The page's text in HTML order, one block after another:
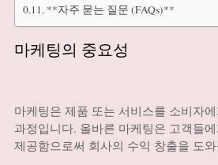
**자주 묻는 질문 (FAQs)**
마케팅의 중요성
마케팅은 제품 또는 서비스를 소비자
과정입니다. 올바른 마케팅은 고객들
제공함으로써 회사의 수익 창출을 도